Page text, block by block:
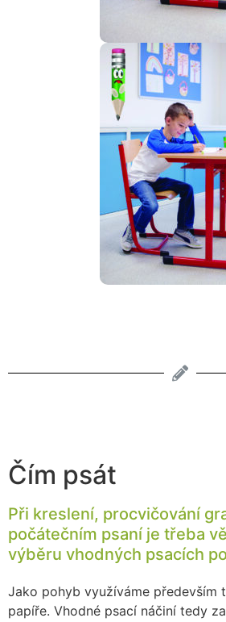
Čím psát
Při kreslení, procvičování
počátečním psaní je třeba
výběru vhodných psacích
Jako pohyb využíváme především
papíře. Vhodné psací náčiní tedy